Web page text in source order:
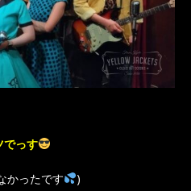
でっす
かったです
)